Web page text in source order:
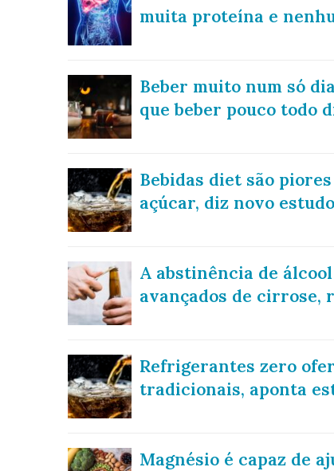
muita proteína e
Beber muito num só
que beber pouco todo
Bebidas diet são
açúcar, diz novo estudo
A abstinência de
avançados de cirrose,
Refrigerantes zero
tradicionais, aponta
Magnésio é capaz de